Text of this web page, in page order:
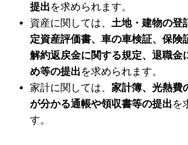
提出 を求められます。
資産に関しては、 土地・建物の登
定資産評価書、車の車検証、保険
解約返戻金に関する規定、退職金
め等の提出 を求められます。
家計に関しては、 家計簿、光熱費
が分かる通帳や領収書等の提出 を
す。